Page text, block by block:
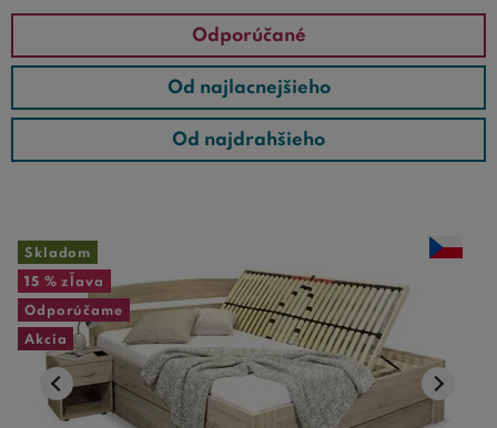
Odporúčané
Od najlacnejšieho
Od najdrahšieho
Skladom
15 % zľava
Odporúčame
Akcia